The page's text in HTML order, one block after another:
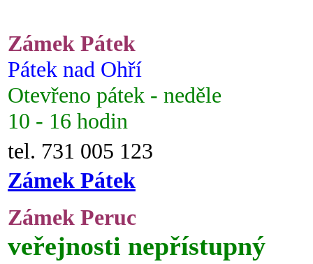
Zámek Pátek
Pátek nad Ohří
Otevřeno pátek - neděle
10 - 16 hodin
tel. 731 005 123
Zámek Pátek
Zámek Peruc
veřejnosti nepřístupný